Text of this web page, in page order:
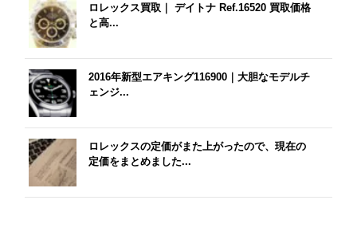
ロレックス買取｜ デイトナ Ref.16520 買取価格
と高...
2016年新型エアキング116900｜大胆なモデルチ
ェンジ...
ロレックスの定価がまた上がったので、現在の
定価をまとめました...